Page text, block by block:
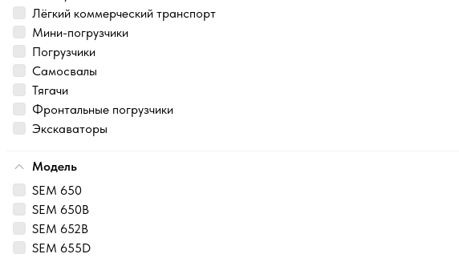
Лёгкий коммерческий транспорт
Мини-погрузчики
Погрузчики
Самосвалы
Тягачи
Фронтальные погрузчики
Экскаваторы
Модель
SEM 650
SEM 650B
SEM 652B
SEM 655D